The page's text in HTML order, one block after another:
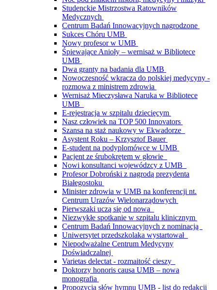
Studenckie Mistrzostwa Ratowników
Medycznych
Centrum Badań Innowacyjnych nagrodzone
Sukces Chóru UMB
Nowy profesor w UMB
Śpiewające Anioły – wernisaż w Bibliotece
UMB
Dwa granty na badania dla UMB
Nowoczesność wkracza do polskiej medycyny -
rozmowa z ministrem zdrowia
Wernisaż Mieczysława Naruka w Bibliotece
UMB
E-rejestracja w szpitalu dziecięcym
Nasz człowiek na TOP 500 Innovators
Szansa na staż naukowy w Ekwadorze
Asystent Roku – Krzysztof Bauer
E-student na podyplomówce w UMB
Pacjent ze śrubokrętem w głowie
Nowi konsultanci wojewódzcy z UMB
Profesor Dobroński z nagrodą prezydenta
Białegostoku
Minister zdrowia w UMB na konferencji nt.
Centrum Urazów Wielonarządowych
Pierwszaki uczą się od nowa
Niezwykłe spotkanie w szpitalu klinicznym
Centrum Badań Innowacyjnych z nominacją
Uniwersytet przedszkolaka wystartował
Niepodważalne Centrum Medycyny
Doświadczalnej
Varietas delectat - rozmaitość cieszy
Doktorzy honoris causa UMB – nowa
monografia
Propozycja słów hymnu UMB - list do redakcji